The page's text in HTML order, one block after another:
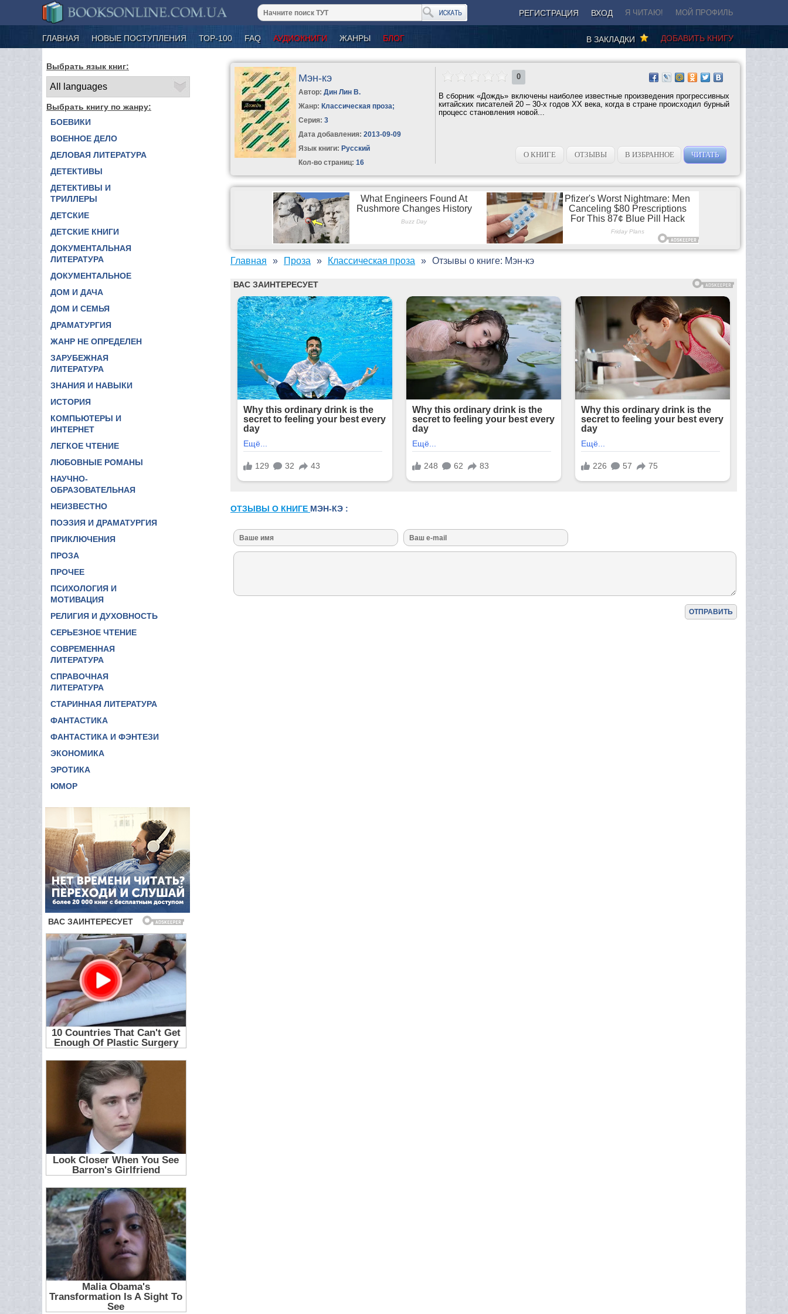
РЕГИСТРАЦИЯ ВХОД Я ЧИТАЮ! МОЙ ПРОФИЛЬ
ГЛАВНАЯ НОВЫЕ ПОСТУПЛЕНИЯ ТОР-100 FAQ АУДИОКНИГИ ЖАНРЫ БЛОГ ДОБАВИТЬ КНИГУ
В ЗАКЛАДКИ
Выбрать язык книг:
Выбрать книгу по жанру:
БОЕВИКИ
ВОЕННОЕ ДЕЛО
ДЕЛОВАЯ ЛИТЕРАТУРА
ДЕТЕКТИВЫ
ДЕТЕКТИВЫ И
ТРИЛЛЕРЫ
ДЕТСКИЕ
ДЕТСКИЕ КНИГИ
ДОКУМЕНТАЛЬНАЯ
ЛИТЕРАТУРА
ДОКУМЕНТАЛЬНОЕ
ДОМ И ДАЧА
ДОМ И СЕМЬЯ
ДРАМАТУРГИЯ
ЖАНР НЕ ОПРЕДЕЛЕН
ЗАРУБЕЖНАЯ
ЛИТЕРАТУРА
ЗНАНИЯ И НАВЫКИ
ИСТОРИЯ
КОМПЬЮТЕРЫ И
ИНТЕРНЕТ
ЛЕГКОЕ ЧТЕНИЕ
ЛЮБОВНЫЕ РОМАНЫ
НАУЧНО-
ОБРАЗОВАТЕЛЬНАЯ
НЕИЗВЕСТНО
ПОЭЗИЯ И ДРАМАТУРГИЯ
ПРИКЛЮЧЕНИЯ
ПРОЗА
ПРОЧЕЕ
ПСИХОЛОГИЯ И
МОТИВАЦИЯ
РЕЛИГИЯ И ДУХОВНОСТЬ
СЕРЬЕЗНОЕ ЧТЕНИЕ
СОВРЕМЕННАЯ
ЛИТЕРАТУРА
СПРАВОЧНАЯ
ЛИТЕРАТУРА
СТАРИННАЯ ЛИТЕРАТУРА
ФАНТАСТИКА
ФАНТАСТИКА И ФЭНТЕЗИ
ЭКОНОМИКА
ЭРОТИКА
ЮМОР
Мэн-кэ
Автор:Дин Лин В.
Жанр: Классическая проза;
Серия:3
Дата добавления: 2013-09-09
Язык книги: Русский
Кол-во страниц: 16
0
В сборник «Дождь» включены наиболее известные произведения прогрессивных
китайских писателей 20 – 30-х годов XX века, когда в стране происходил бурный
процесс становления новой...
О КНИГЕ ОТЗЫВЫ В ИЗБРАННОЕ ЧИТАТЬ
Главная Проза Классическая проза Отзывы о книге: Мэн-кэ
ОТЗЫВЫ О КНИГЕ МЭН-КЭ :